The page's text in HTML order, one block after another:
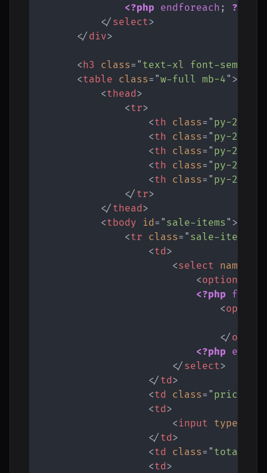
<?php endforeach ;
?>
</ select>
</ div>
<h3 class= " text-xl font-semibold
<table class= "w-full mb-4" >
<thead>
<tr>
<th class= " py-2
<th class= " py-2
<th class= " py-2
<th class= " py-2
<th class= " py-2
</ tr>
</ thead>
<tbody id= " sale-items" >
<tr class= " sale-item
<td>
<select name
<option
<?php
<option
</ option
<?php
</ select>
</ td>
<td class= " price
<td>
<input type
</ td>
<td class= " total
<td>